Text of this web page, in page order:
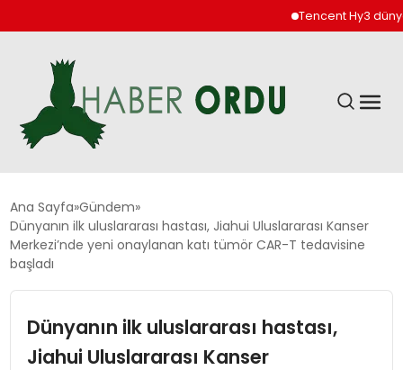
Tencent Hy3 dünya
GÜNDEM
DÜNYA
SIYASET
Ana Sayfa Gündem
Dünyanın ilk uluslararası hastası, Jiahui Uluslararası Kanser
Merkezi’nde yeni onaylanan katı tümör CAR-T tedavisine
başladı
Dünyanın ilk uluslararası hastası,
Jiahui Uluslararası Kanser